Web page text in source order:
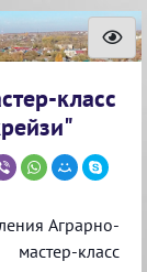
класс
Аграрно-
класс